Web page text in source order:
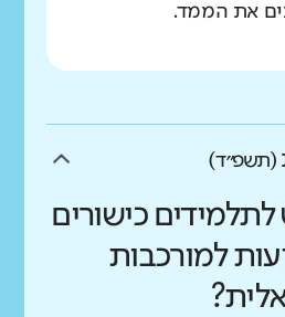
את הממד.
(תשפ״ד)
לתלמידים כישורים
למורכבות